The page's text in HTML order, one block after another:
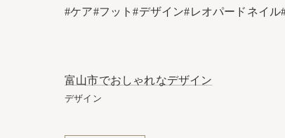
#ケア#フット#デザイン#レオパードネイ
富山市でおしゃれなデザイン
デザイン